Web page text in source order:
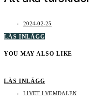
2024-02-25
LÄS INLÄGG
YOU MAY ALSO LIKE
LÄS INLÄGG
LIVET I VEMDALEN